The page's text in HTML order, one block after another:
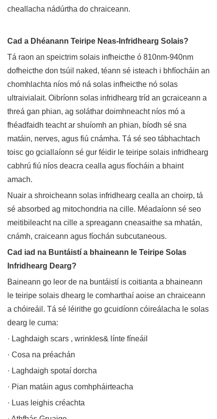
cheallacha nádúrtha do chraiceann.
Cad a Dhéanann Teiripe Neas-Infridhearg Solais?
Tá raon an speictrim solais infheicthe ó 810nm-940nm
dofheicthe don tsúil naked, téann sé isteach i bhfíocháin an
chomhlachta níos mó ná solas infheicthe nó solas
ultraivialait. Oibríonn solas infridhearg tríd an gcraiceann a
threá gan phian, ag soláthar doimhneacht níos mó a
fhéadfaidh teacht ar shuíomh an phian, bíodh sé sna
matáin, nerves, agus fiú cnámha. Tá sé seo tábhachtach
toisc go gciallaíonn sé gur féidir le teiripe solais infridhearg
cabhrú fiú níos deacra cealla agus fíocháin a bhaint
amach.
Nuair a shroicheann solas infridhearg cealla an choirp, tá
sé absorbed ag mitochondria na cille. Méadaíonn sé seo
meitibileacht na cille a spreagann cneasaithe sa mhatán,
cnámh, craiceann agus fíochán subcutaneous.
Cad iad na Buntáistí a bhaineann le Teiripe Solas
Infridhearg Dearg?
Baineann go leor de na buntáistí is coitianta a bhaineann
le teiripe solais dhearg le comharthaí aoise an chraiceann
a chóireáil. Tá sé léirithe go gcuidíonn cóireálacha le solas
dearg le cuma:
· Laghdaigh scars , wrinkles& línte fíneáil
· Cosa na préachán
· Laghdaigh spotaí dorcha
· Pian matáin agus comhpháirteacha
· Luas leighis créachta